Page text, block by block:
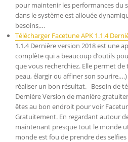
pour maintenir les performances du
dans le système est allouée
besoins,…
Télécharger Facetune APK 1.1.4
1.1.4 Dernière version 2018 est une
complète qui a beaucoup d’outils
que vous recherchiez. Elle permet
peau, élargir ou affiner son
réaliser un bon résultat. Besoin de
Dernière Version de manière
êtes au bon endroit pour voir
Gratuitement. En regardant autour
maintenant presque tout le monde
monde est fou de prendre des